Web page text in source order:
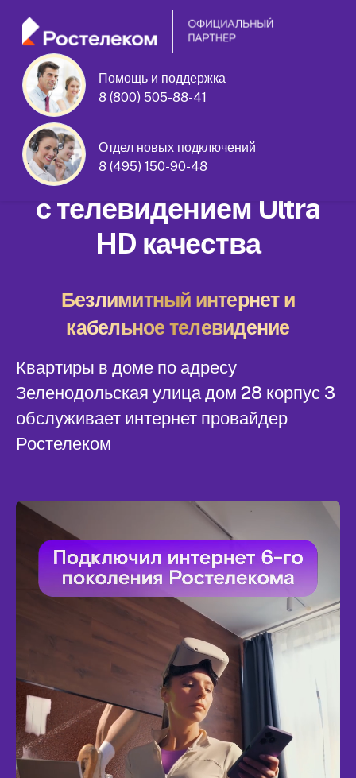
Помощь и поддержка
8 (800) 505-88-41
Отдел новых подключений
8 (495) 150-90-48
Зеленодольская улица дом 28
Домашний интернет
с телевидением Ultra
HD качества
Безлимитный интернет и
кабельное телевидение
Квартиры в доме по адресу
Зеленодольская улица дом 28 корпус 3
обслуживает интернет провайдер
Ростелеком